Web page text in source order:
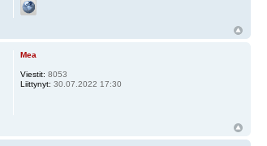
Mea
Viestit: 8053
Liittynyt: 30.07.2022 17:30